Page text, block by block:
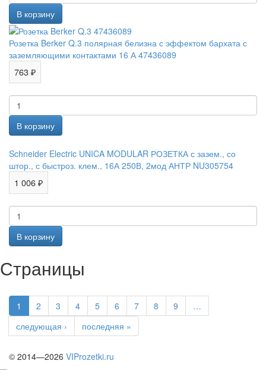
Розетка Berker Q.3 полярная белизна с эффектом бархата с
заземляющими контактами 16 А 47436089
763 ₽
Schneider Electric UNICA MODULAR РОЗЕТКА с зазем., со
штор., с быстроз. клем., 16А 250В, 2мод АНТР NU305754
1 006 ₽
Страницы
1 2 3 4 5 6 7 8 9
…
следующая ›
последняя »
© 2014—2026 VIProzetki.ru